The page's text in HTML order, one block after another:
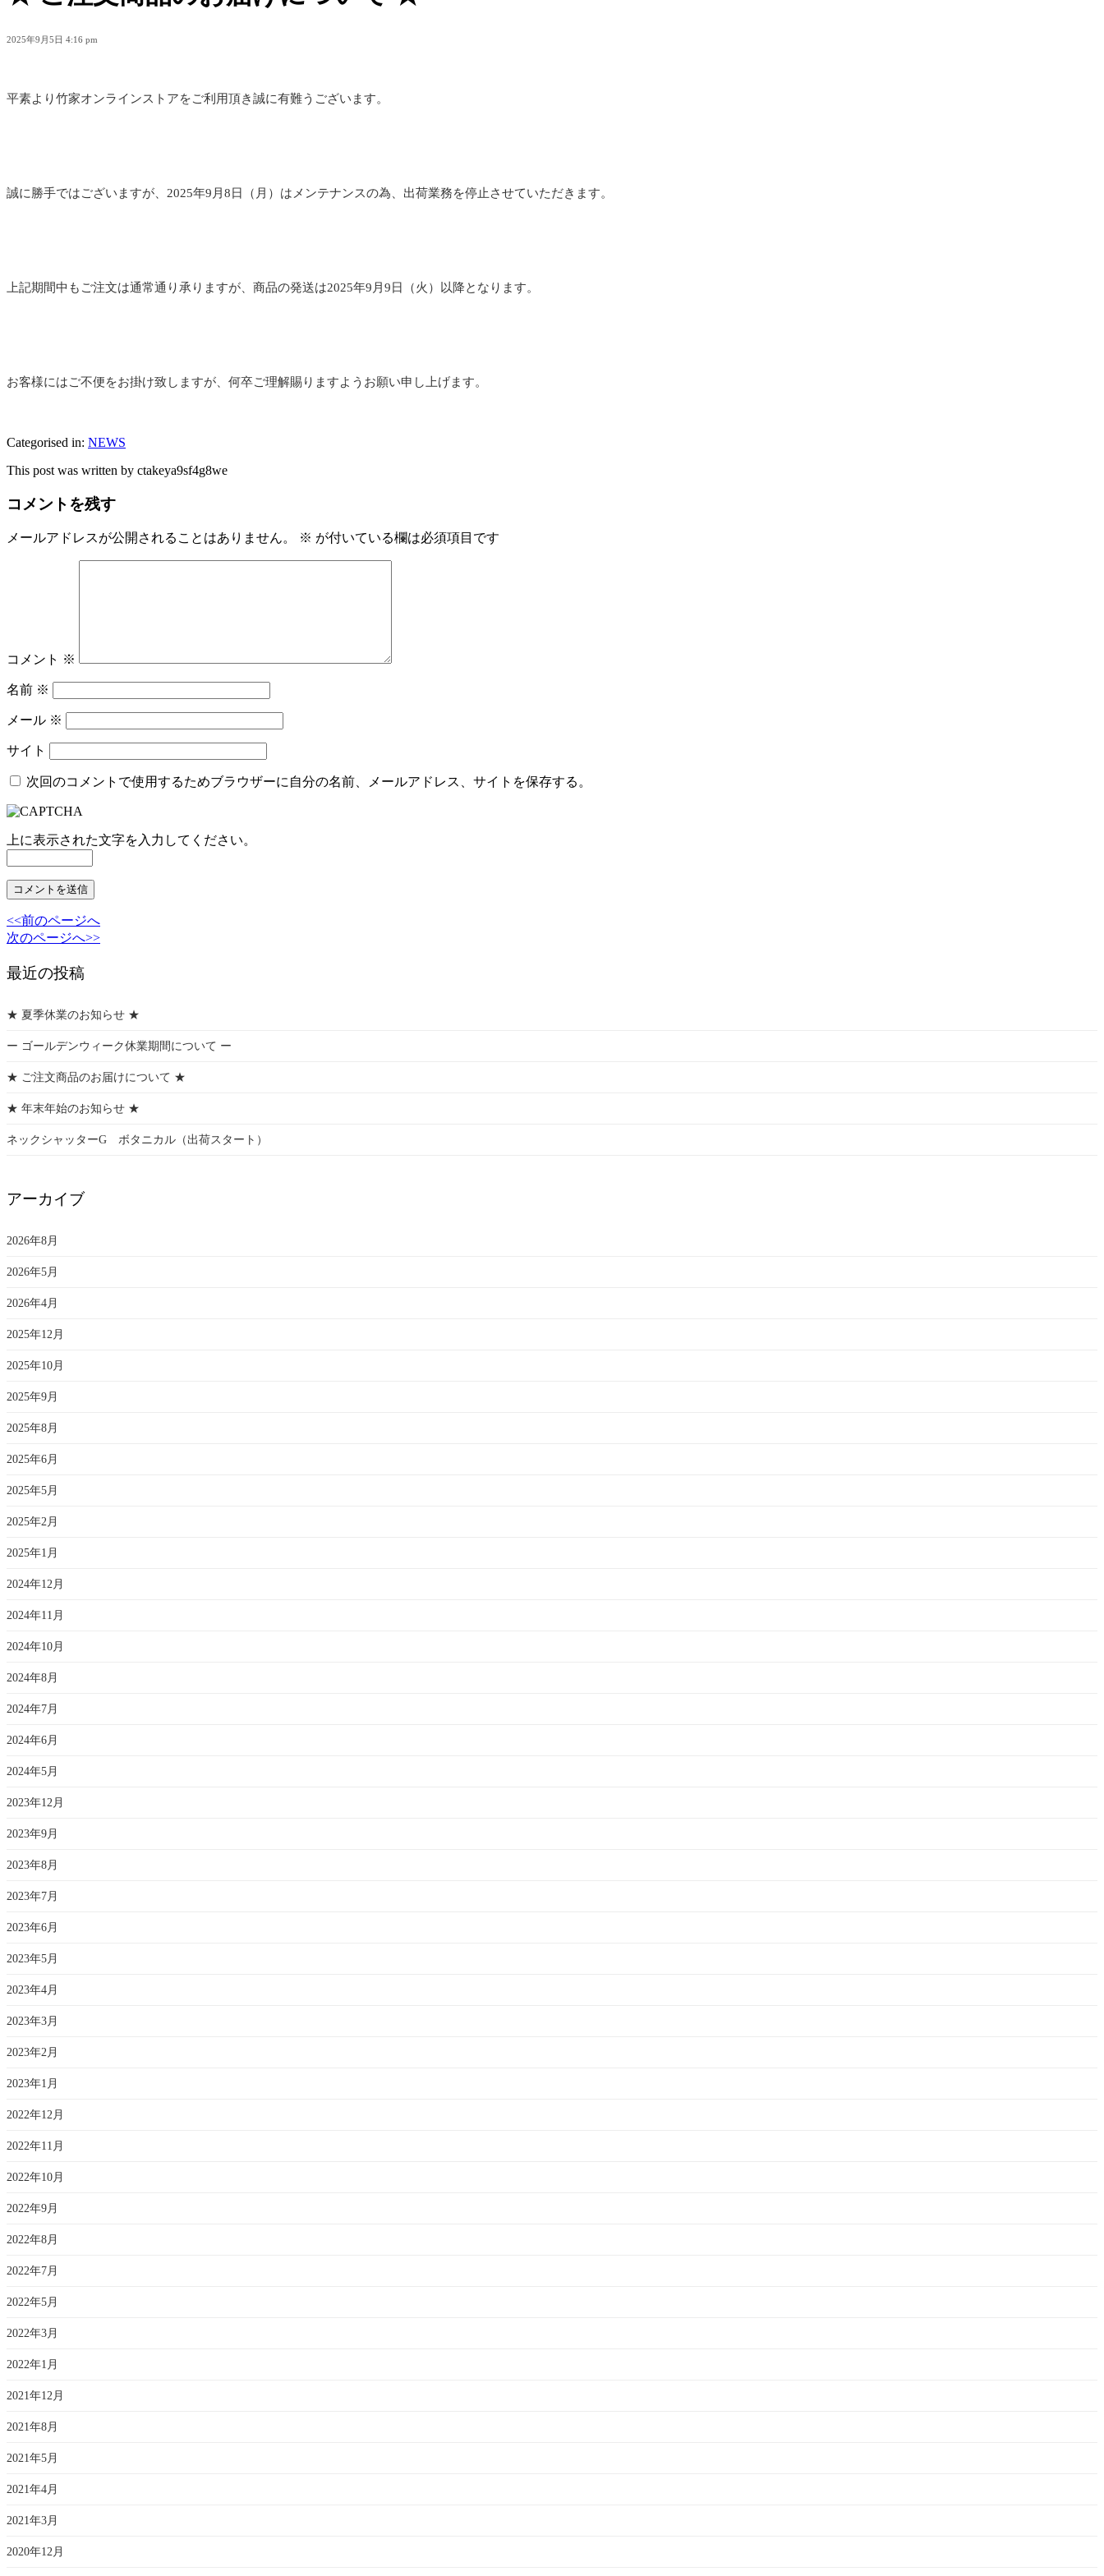
2025年9月5日 4:16 pm
平素より竹家オンラインストアをご利用頂き誠に有難うございます。
誠に勝手ではございますが、2025年9月8日（月）はメンテナンスの為、出荷業務を停止させていただきます。
上記期間中もご注文は通常通り承りますが、商品の発送は2025年9月9日（火）以降となります。
お客様にはご不便をお掛け致しますが、何卒ご理解賜りますようお願い申し上げます。
Categorised in: NEWS
This post was written by ctakeya9sf4g8we
コメントを残す
メールアドレスが公開されることはありません。 ※ が付いている欄は必須項目です
コメント ※
名前 ※
メール ※
サイト
次回のコメントで使用するためブラウザーに自分の名前、メールアドレス、サイトを保存する。
上に表示された文字を入力してください。
<<前のページへ
次のページへ>>
最近の投稿
★ 夏季休業のお知らせ ★
ー ゴールデンウィーク休業期間について ー
★ ご注文商品のお届けについて ★
★ 年末年始のお知らせ ★
ネックシャッターG ボタニカル（出荷スタート）
アーカイブ
2026年8月
2026年5月
2026年4月
2025年12月
2025年10月
2025年9月
2025年8月
2025年6月
2025年5月
2025年2月
2025年1月
2024年12月
2024年11月
2024年10月
2024年8月
2024年7月
2024年6月
2024年5月
2023年12月
2023年9月
2023年8月
2023年7月
2023年6月
2023年5月
2023年4月
2023年3月
2023年2月
2023年1月
2022年12月
2022年11月
2022年10月
2022年9月
2022年8月
2022年7月
2022年5月
2022年3月
2022年1月
2021年12月
2021年8月
2021年5月
2021年4月
2021年3月
2020年12月